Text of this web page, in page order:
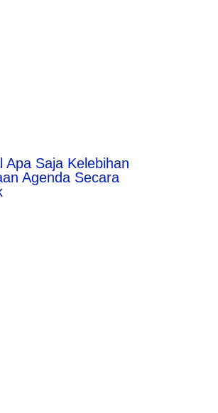
Apa Saja Kelebihan
Agenda Secara